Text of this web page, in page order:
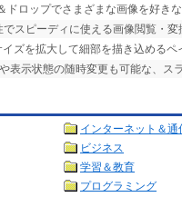
ドロップでさまざまな画像を好き
スピーディに使える画像閲覧・変
ズを拡大して細部を描き込めるペ
表示状態の随時変更も可能な、ス
インターネット＆通
ビジネス
学習＆教育
プログラミング